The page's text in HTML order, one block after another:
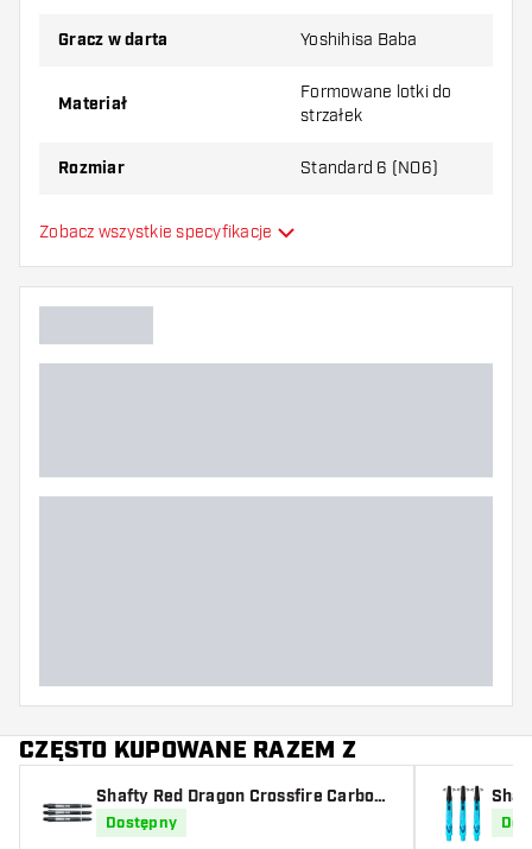
Upewnij się, że masz pod ręką dużo piórek i
złamane w wyniku użytkowania.
piórek, aby dowiedzieć się, który wariant
Gracz w darta Yoshihisa Baba
Materiał
Formowane lotki do
strzałek
Rozmiar Standard 6 (NO6)
Typ
Zobacz wszystkie specyfikacje
CZĘSTO KUPOWANE RAZEM Z
Shafty Red Dragon Crossfire Carbon
Fibre
Dostępny
qua